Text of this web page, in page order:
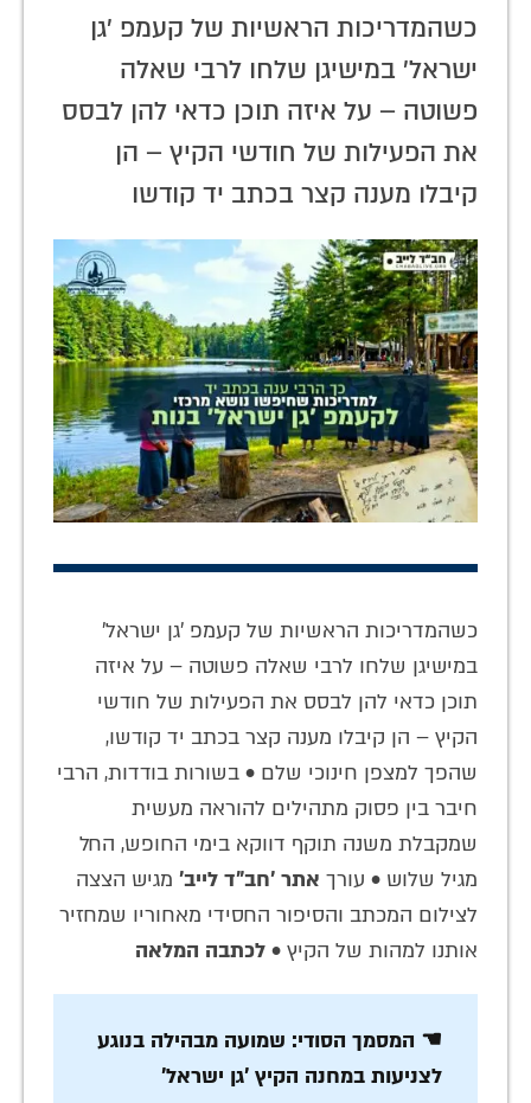
כשהמדריכות הראשיות של קעמפ 'גן
ישראל' במישיגן שלחו לרבי שאלה
פשוטה – על איזה תוכן כדאי להן לבסס
את הפעילות של חודשי הקיץ – הן
קיבלו מענה קצר בכתב יד קודשו
כשהמדריכות הראשיות של קעמפ 'גן ישראל'
במישיגן שלחו לרבי שאלה פשוטה – על איזה
תוכן כדאי להן לבסס את הפעילות של חודשי
הקיץ – הן קיבלו מענה קצר בכתב יד קודשו,
שהפך למצפן חינוכי שלם • בשורות בודדות, הרבי
חיבר בין פסוק מתהילים להוראה מעשית
שמקבלת משנה תוקף דווקא בימי החופש, החל
מגיל שלוש • עורך אתר 'חב"ד לייב' מגיש הצצה
לצילום המכתב והסיפור החסידי מאחוריו שמחזיר
אותנו למהות של הקיץ • לכתבה המלאה
☚ המסמך הסודי: שמועה מבהילה בנוגע
לצניעות במחנה הקיץ 'גן ישראל'